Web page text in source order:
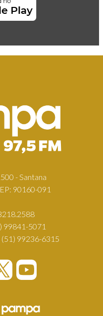
- Santana
90160-091
99841-5071
(51) 99236-6315